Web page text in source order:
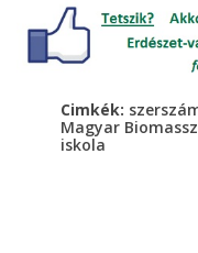
Cimkék:
Magyar
iskola